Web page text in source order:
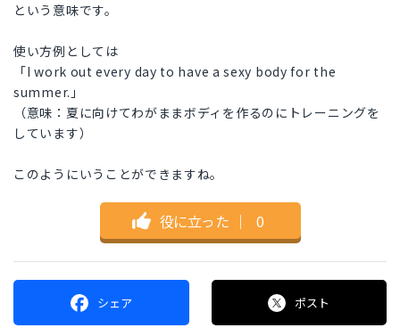
という意味です。
使い方例としては
「I work out every day to have a sexy body for the
summer.」
（意味：夏に向けてわがままボディを作るのにトレーニングを
しています）
このようにいうことができますね。
役に立った ｜ 0
シェア ポスト